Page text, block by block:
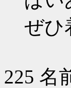
ぜひ
225 名